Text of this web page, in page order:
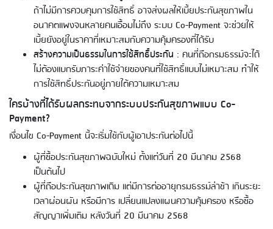
ถ้าไม่มีการควบคุมการใช้สิทธิ์ อาจส่งผลให้เบี้ยประกันสุขภาพใน
อนาคตแพงจนหลายคนเอื้อมไม่ถึง ระบบ Co-Payment จะช่วยให้
เบี้ยยังอยู่ในราคาที่เหมาะสมกับความคุ้มครองที่ได้รับ
สร้างความเป็นธรรมในการใช้สิทธิ์ประกัน : คนที่ถือกรมธรรม์จะได้
ไม่ต้องแบกรับภาระค่าใช้จ่ายของคนที่ใช้สิทธิ์แบบไม่เหมาะสม ทำให้
การใช้สิทธิ์ประกันอยู่ภายใต้ความเหมาะสม
ใครบ้างที่ได้รับผลกระทบจากระบบประกันสุขภาพแบบ Co-
Payment?
เงื่อนไข Co-Payment นี้จะเริ่มใช้กับผู้เอาประกันต่อไปนี้
ผู้ที่ซื้อประกันสุขภาพฉบับใหม่ ตั้งแต่วันที่ 20 มีนาคม 2568
เป็นต้นไป
ผู้ที่ถือประกันสุขภาพเดิม แต่มีการต่ออายุกรมธรรม์ล่าช้า เกินระยะ
เวลาผ่อนผัน หรือมีการ เปลี่ยนแปลงแผนความคุ้มครอง หรือซื้อ
สัญญาเพิ่มเติม หลังวันที่ 20 มีนาคม 2568